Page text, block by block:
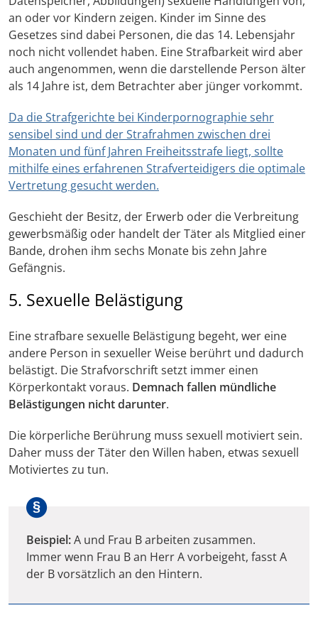
an oder vor Kindern zeigen. Kinder im Sinne des
Gesetzes sind dabei Personen, die das 14. Lebensjahr
noch nicht vollendet haben. Eine Strafbarkeit wird aber
auch angenommen, wenn die darstellende Person älter
als 14 Jahre ist, dem Betrachter aber jünger vorkommt.
Da die Strafgerichte bei Kinderpornographie sehr
sensibel sind und der Strafrahmen zwischen drei
Monaten und fünf Jahren Freiheitsstrafe liegt, sollte
mithilfe eines erfahrenen Strafverteidigers die optimale
Vertretung gesucht werden.
Geschieht der Besitz, der Erwerb oder die Verbreitung
gewerbsmäßig oder handelt der Täter als Mitglied einer
Bande, drohen ihm sechs Monate bis zehn Jahre
Gefängnis.
5. Sexuelle Belästigung
Eine strafbare sexuelle Belästigung begeht, wer eine
andere Person in sexueller Weise berührt und dadurch
belästigt. Die Strafvorschrift setzt immer einen
Körperkontakt voraus. Demnach fallen mündliche
Belästigungen nicht darunter.
Die körperliche Berührung muss sexuell motiviert sein.
Daher muss der Täter den Willen haben, etwas sexuell
Motiviertes zu tun.
Beispiel:A und Frau B arbeiten zusammen.
Immer wenn Frau B an Herr A vorbeigeht, fasst A
der B vorsätzlich an den Hintern.